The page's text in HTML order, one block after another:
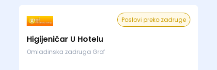
Poslovi preko zadruge
Higijeničar U Hotelu
Omladinska zadruga Grof